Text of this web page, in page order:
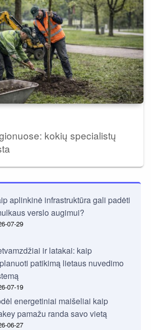
kokių specialistų
aplinkinė infrastruktūra gali padėti
verslo augimui?
07-29
ir latakai: kaip
patikimą lietaus nuvedimo
07-19
energetiniai maišeliai kaip
pamažu randa savo vietą
06-27